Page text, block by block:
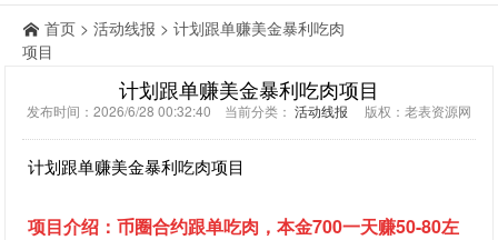
首页 > 活动线报 > 计划跟单赚美金暴利吃肉
项目
计划跟单赚美金暴利吃肉项目
发布时间：2026/6/28 00:32:40 当前分类： 活动线报 版权：老表资源网
计划跟单赚美金暴利吃肉项目
项目介绍 ：币圈合约跟单吃肉，本金700一天赚50-80左